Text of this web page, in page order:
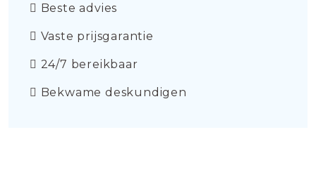
Beste advies
Vaste prijsgarantie
24/7 bereikbaar
Bekwame deskundigen